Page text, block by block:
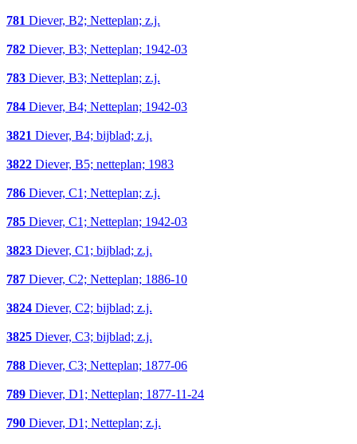
781 Diever, B2; Netteplan; z.j.
782 Diever, B3; Netteplan; 1942-03
783 Diever, B3; Netteplan; z.j.
784 Diever, B4; Netteplan; 1942-03
3821 Diever, B4; bijblad; z.j.
3822 Diever, B5; netteplan; 1983
786 Diever, C1; Netteplan; z.j.
785 Diever, C1; Netteplan; 1942-03
3823 Diever, C1; bijblad; z.j.
787 Diever, C2; Netteplan; 1886-10
3824 Diever, C2; bijblad; z.j.
3825 Diever, C3; bijblad; z.j.
788 Diever, C3; Netteplan; 1877-06
789 Diever, D1; Netteplan; 1877-11-24
790 Diever, D1; Netteplan; z.j.